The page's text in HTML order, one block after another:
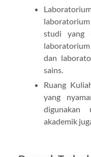
studi yang
dan
sains.
Ruang
yang
digunakan
akademik